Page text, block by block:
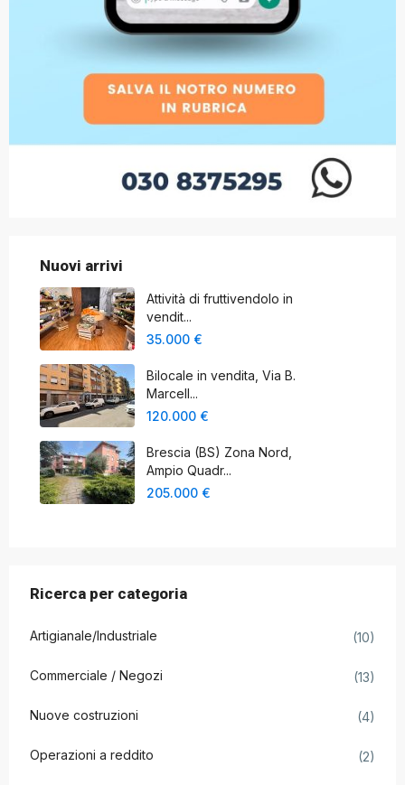
Nuovi arrivi
Attività di fruttivendolo in
vendit...
35.000 €
Bilocale in vendita, Via B.
Marcell...
120.000 €
Brescia (BS) Zona Nord,
Ampio Quadr...
205.000 €
Ricerca per categoria
Artigianale/Industriale (10)
Commerciale / Negozi (13)
Nuove costruzioni (4)
Operazioni a reddito (2)